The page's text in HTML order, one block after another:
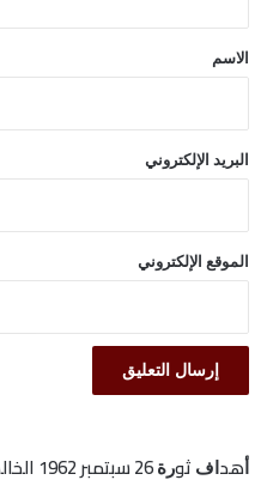
*
الاسم
البريد الإلكتروني
الموقع الإلكتروني
ﺃﻫﺪﺍﻑ ﺛﻮﺭﺓ 26 ﺳﺒﺘﻤﺒﺮ 1962 الخالدة